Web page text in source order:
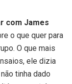
com James
o que quer para
O que mais
ele dizia
tinha dado